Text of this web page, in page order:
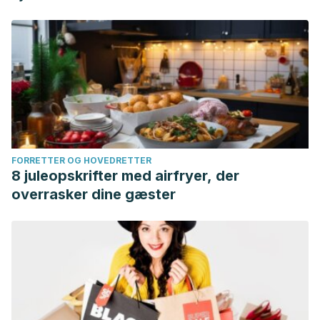
https://revistasocolderma.org/sites/default/files/
Jaén Olasolo P. Toxina botulínica, usos revolucionarios.
Fundación Piel Sana. Academia Española de Dermatología
y Venereología. España; 2016.
https://fundacionpielsana.es/estetica/toxina-botulinica-
usos-revolucionarios
Los queloides y las cicatrices hipertróficas. Medicina
Integral. Vol. 38. Núm. 9. pp. 385-389. Año 2001.
https://www.elsevier.es/es-revista-medicina-integral-63-
articulo-los-queloides-cicatrices-hipertroficas-
Lozada Urbani J, Quintero Larróvere M, Soto Montenegro
A. Uso de imanes en el tratamiento de queloides
auriculares. Cirugía Plástica Ibero-Latinoamericana. Vol. 43.
Núm. 2. España; 2017. https://medes.com/publication/123756
FORRETTER OG HOVEDRETTER
8 juleopskrifter med airfryer, der
overrasker dine gæster